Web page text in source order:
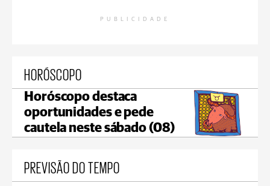
PUBLICIDADE
HORÓSCOPO
Horóscopo destaca
oportunidades e pede
cautela neste sábado (08)
PREVISÃO DO TEMPO